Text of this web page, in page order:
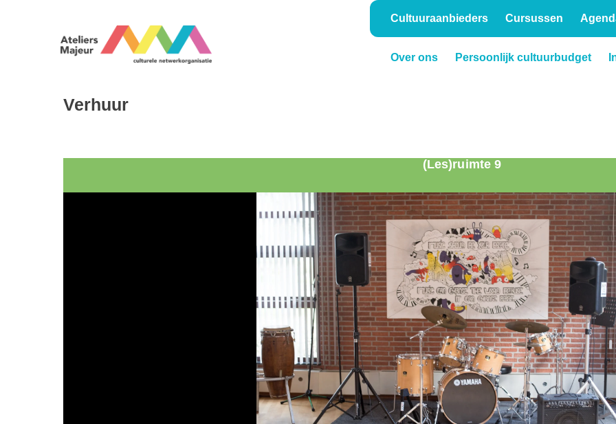
Cultuuraanbieders Cursussen
Over ons Persoonlijk cultuurbudget
Verhuur
(Les)ruimte 9